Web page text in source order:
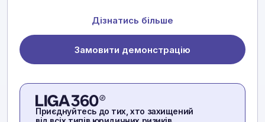
Дізнатись більше
Замовити демонстрацію
Приєднуйтесь до тих, хто захищений